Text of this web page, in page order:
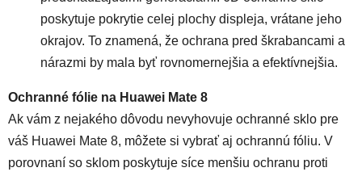
poskytuje pokrytie celej plochy displeja, vrátane jeho
okrajov. To znamená, že ochrana pred škrabancami a
nárazmi by mala byť rovnomernejšia a efektívnejšia.
Ochranné fólie na Huawei Mate 8
Ak vám z nejakého dôvodu nevyhovuje ochranné sklo pre
váš Huawei Mate 8, môžete si vybrať aj ochrannú fóliu. V
porovnaní so sklom poskytuje síce menšiu ochranu proti